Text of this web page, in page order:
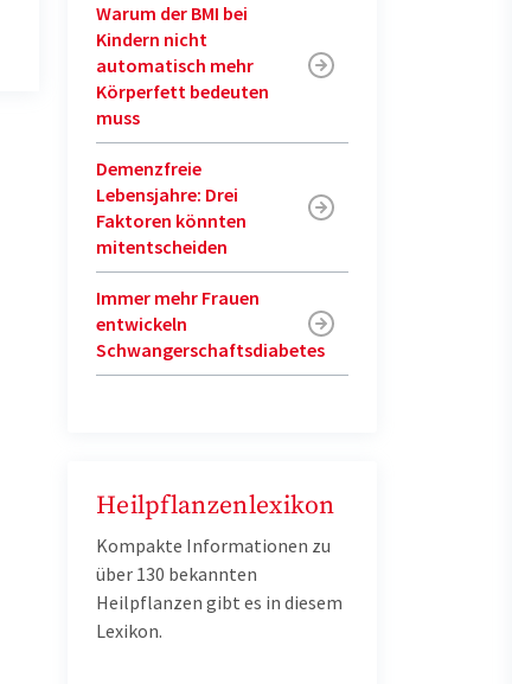
Warum der BMI bei
Kindern nicht
automatisch mehr
Körperfett bedeuten
muss
Demenzfreie
Lebensjahre: Drei
Faktoren könnten
mitentscheiden
Immer mehr Frauen
entwickeln
Schwangerschaftsdiabetes
Heilpflanzenlexikon
Kompakte Informationen zu
über 130 bekannten
Heilpflanzen gibt es in diesem
Lexikon.